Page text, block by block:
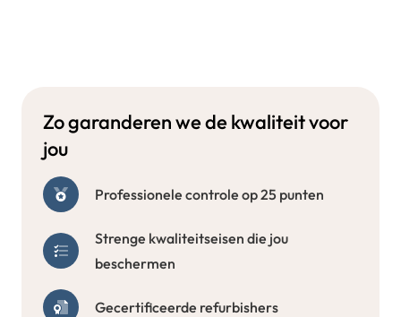
Zo garanderen we de kwaliteit voor
jou
Professionele controle op 25 punten
Strenge kwaliteitseisen die jou
beschermen
Gecertificeerde refurbishers